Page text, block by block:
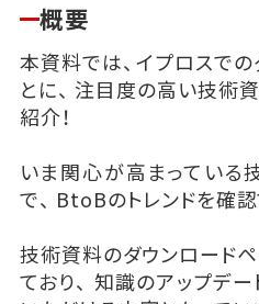
概要
本資料では、イプロスで
とに、 注目度の高い技術
紹介！
いま関心が高まっている
で、 BtoBのトレンドを確認
技術資料のダウンロード
ており、 知識のアップデ